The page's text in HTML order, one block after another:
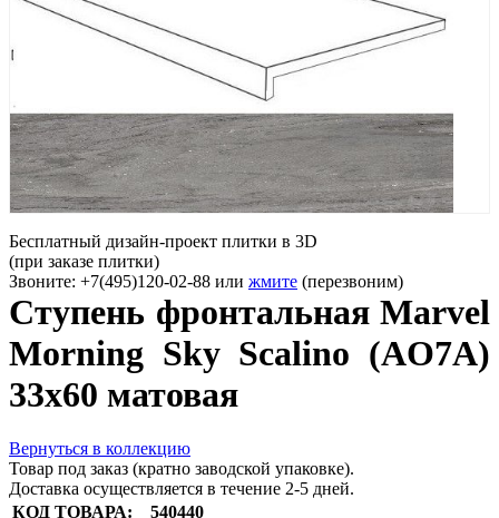
Бесплатный дизайн-проект плитки в 3D
(при заказе плитки)
Звоните: +7(495)120-02-88 или жмите (перезвоним)
Ступень фронтальная Marvel
Morning Sky Scalino (AO7A)
33x60 матовая
Вернуться в коллекцию
Товар под заказ (кратно заводской упаковке).
Доставка осуществляется в течение 2-5 дней.
КОД ТОВАРА:
540440